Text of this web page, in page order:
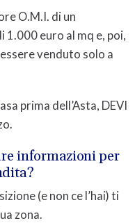
O.M.I. di un
1.000 euro al mq e, poi,
venduto solo a
prima dell’Asta, DEVI
informazioni per
(e non ce l’hai) ti
zona.